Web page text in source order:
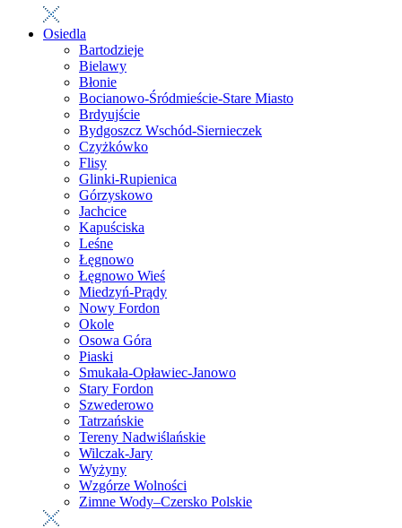
Osiedla
Bartodzieje
Bielawy
Błonie
Bocianowo-Śródmieście-Stare Miasto
Brdyujście
Bydgoszcz Wschód-Siernieczek
Czyżkówko
Flisy
Glinki-Rupienica
Górzyskowo
Jachcice
Kapuściska
Leśne
Łęgnowo
Łęgnowo Wieś
Miedzyń-Prądy
Nowy Fordon
Okole
Osowa Góra
Piaski
Smukała-Opławiec-Janowo
Stary Fordon
Szwederowo
Tatrzańskie
Tereny Nadwiślańskie
Wilczak-Jary
Wyżyny
Wzgórze Wolności
Zimne Wody–Czersko Polskie